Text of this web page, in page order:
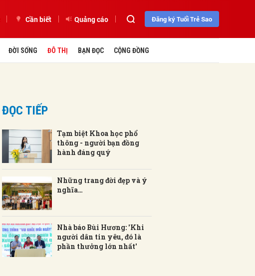
Cần biết Quảng cáo Đăng ký Tuổi Trẻ Sao
ĐỜI SỐNG ĐÔ THỊ BẠN ĐỌC CỘNG ĐỒNG
ĐỌC TIẾP
Tạm biệt Khoa học phổ
thông - người bạn đồng
hành đáng quý
Những trang đời đẹp và ý
nghĩa…
Nhà báo Bùi Hương: 'Khi
người dân tin yêu, đó là
phần thưởng lớn nhất'